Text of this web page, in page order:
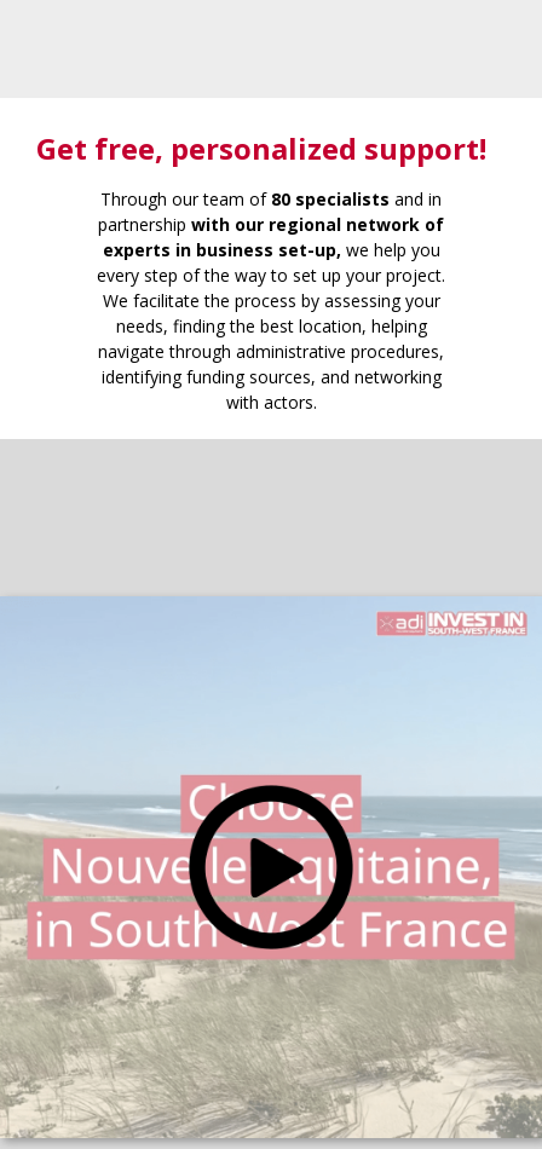
Get free, personalized support!
Through our team of 80 specialists and in
partnership with our regional network of
experts in business set-up, we help you
every step of the way to set up your project.
We facilitate the process by assessing your
needs, finding the best location, helping
navigate through administrative procedures,
identifying funding sources, and networking
with actors.